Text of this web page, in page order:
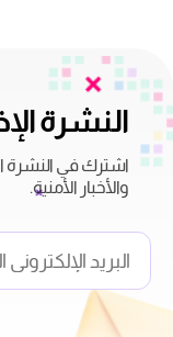
النشرة
اشترك في النشرة
والأخبار الأمنية.